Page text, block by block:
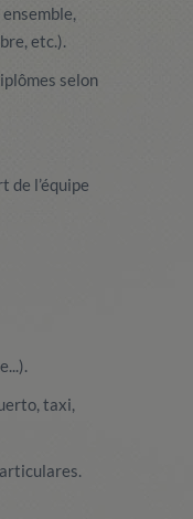
etc.).
selon
de l’équipe
taxi,